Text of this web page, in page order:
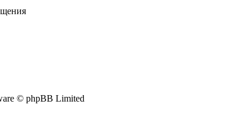
© phpBB Limited